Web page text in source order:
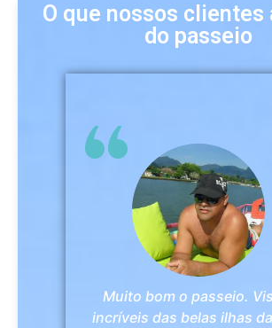
O que nossos clientes
do passeio
Muito bom o passeio.
incríveis das belas ilhas